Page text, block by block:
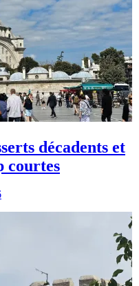
décadents et
courtes